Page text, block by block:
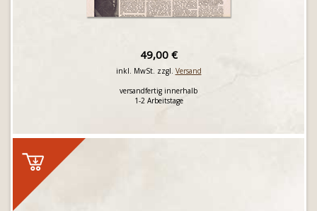
49,00 €
inkl. MwSt. zzgl. Versand
versandfertig innerhalb
1-2 Arbeitstage